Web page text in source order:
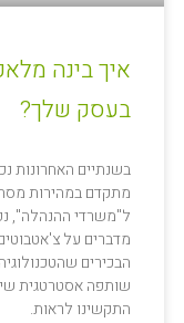
איך בינה
בעסק שלך?
בשנתיים האחרונות
מתקדם במהירות
ל"משרדי ההנהלה",
מדברים על
הבכירים
שותפה אסטרטגית
התקשינו לראות.